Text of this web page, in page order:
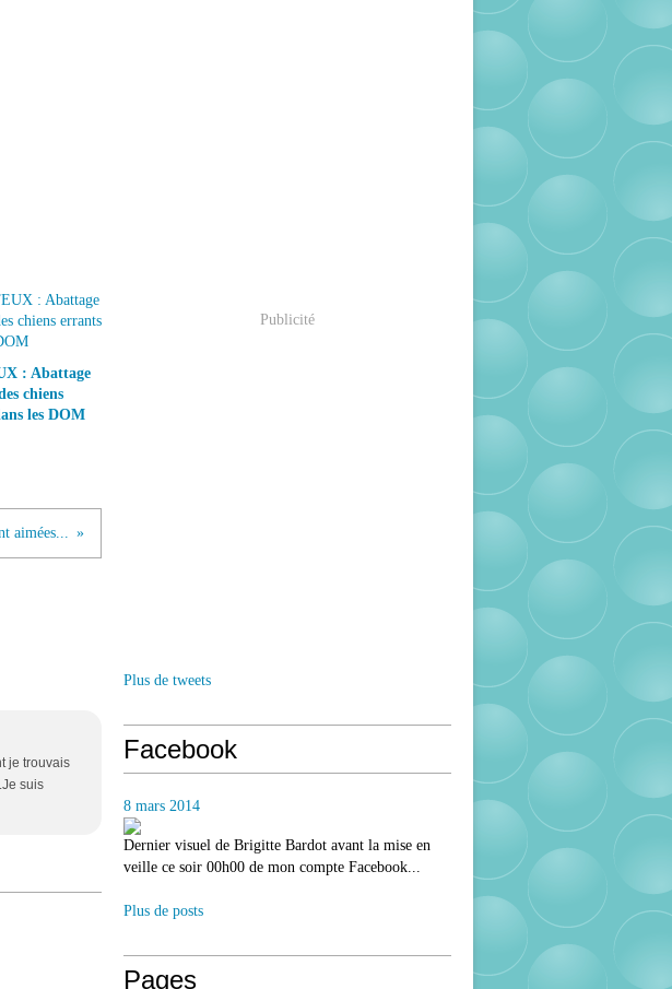
: Abattage
chiens
les DOM
aimées...
je trouvais
suis
Publicité
Plus de tweets
Facebook
8 mars 2014
Dernier visuel de Brigitte Bardot avant la mise en
veille ce soir 00h00 de mon compte Facebook...
Plus de posts
Pages